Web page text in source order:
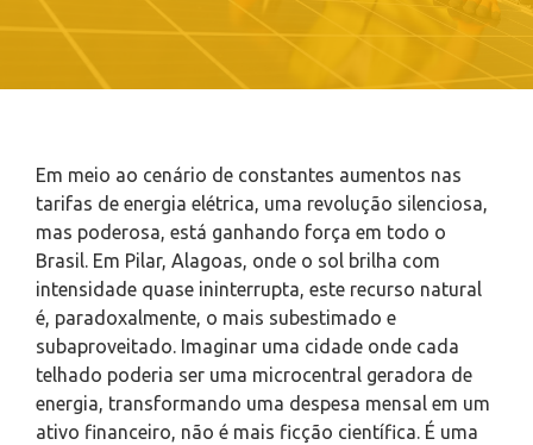
Em meio ao cenário de constantes aumentos nas
tarifas de energia elétrica, uma revolução silenciosa,
mas poderosa, está ganhando força em todo o
Brasil. Em Pilar, Alagoas, onde o sol brilha com
intensidade quase ininterrupta, este recurso natural
é, paradoxalmente, o mais subestimado e
subaproveitado. Imaginar uma cidade onde cada
telhado poderia ser uma microcentral geradora de
energia, transformando uma despesa mensal em um
ativo financeiro, não é mais ficção científica. É uma